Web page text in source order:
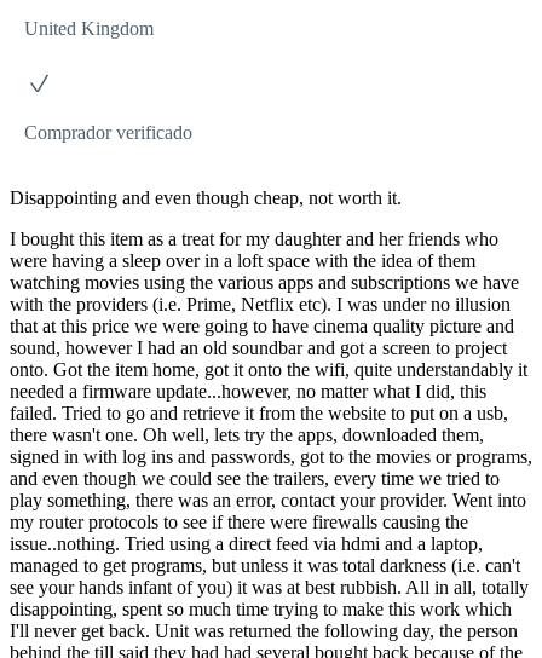
United Kingdom
Comprador verificado
Disappointing and even though cheap, not worth it.
I bought this item as a treat for my daughter and her friends who
were having a sleep over in a loft space with the idea of them
watching movies using the various apps and subscriptions we have
with the providers (i.e. Prime, Netflix etc). I was under no illusion
that at this price we were going to have cinema quality picture and
sound, however I had an old soundbar and got a screen to project
onto. Got the item home, got it onto the wifi, quite understandably it
needed a firmware update...however, no matter what I did, this
failed. Tried to go and retrieve it from the website to put on a usb,
there wasn't one. Oh well, lets try the apps, downloaded them,
signed in with log ins and passwords, got to the movies or programs,
and even though we could see the trailers, every time we tried to
play something, there was an error, contact your provider. Went into
my router protocols to see if there were firewalls causing the
issue..nothing. Tried using a direct feed via hdmi and a laptop,
managed to get programs, but unless it was total darkness (i.e. can't
see your hands infant of you) it was at best rubbish. All in all, totally
disappointing, spent so much time trying to make this work which
I'll never get back. Unit was returned the following day, the person
behind the till said they had had several bought back because of the